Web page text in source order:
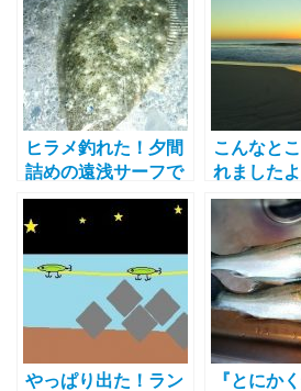
のリベン
の続き）
ヒラメ釣れた！夕間
詰めの遠浅サーフで
フローティングミノ
―にヒット！
こんなと
れました
うお話し
やっぱり出た！ラン
『とにか